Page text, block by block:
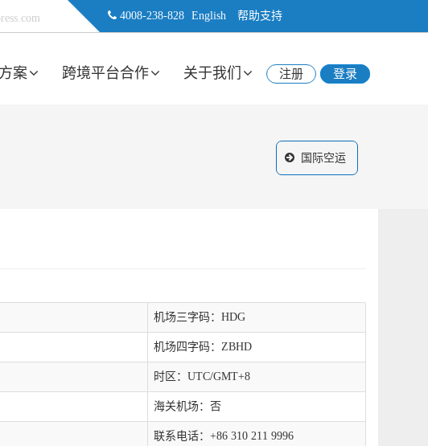
4008-238-828 English 帮助支持
案 跨境平台合作 关于我们 注册 登录
国际空运
机场三字码：HDG
机场四字码：ZBHD
时区：UTC/GMT+8
海关机场：否
联系电话：+86 310 211 9996